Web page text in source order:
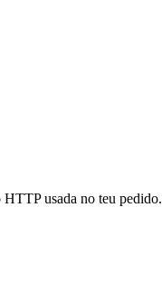
HTTP usada no teu pedido.